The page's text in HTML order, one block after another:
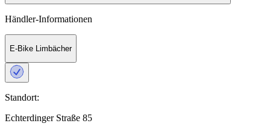
Händler-Informationen
E-Bike Limbächer
Standort:
Echterdinger Straße 85